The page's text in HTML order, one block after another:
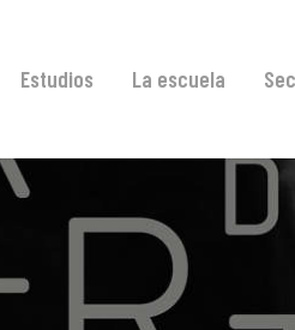
Estudios La escuela